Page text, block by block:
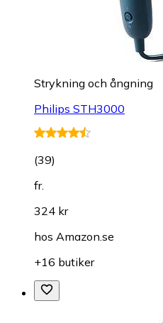
Strykning och ångning
Philips STH3000
(39)
fr.
324 kr
hos Amazon.se
+16 butiker